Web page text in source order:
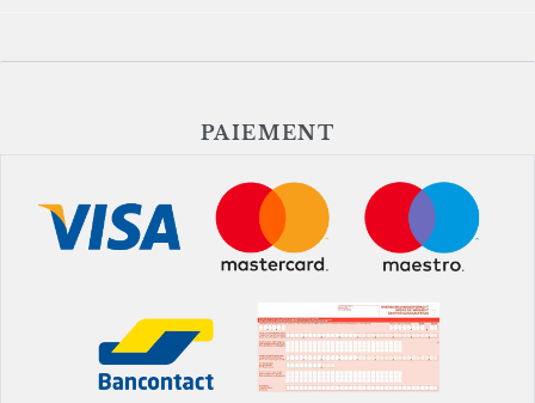
PAIEMENT